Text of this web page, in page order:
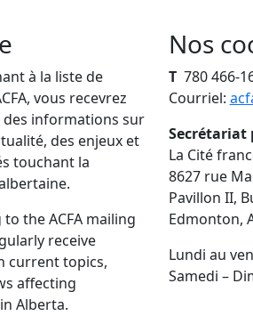
à la liste de
vous recevrez
informations sur
des enjeux et
touchant la
the ACFA mailing
receive
current topics,
affecting
Alberta.
Nos
T780 466-
Courriel:
Secrétariat
La Cité
8627 rue
Pavillon II,
Edmonton,
Lundi au
Samedi –